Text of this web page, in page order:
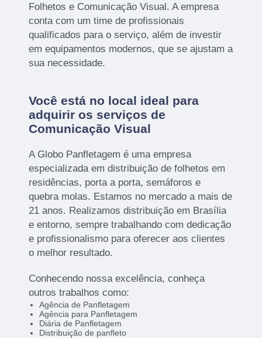
Folhetos e Comunicação Visual. A empresa
conta com um time de profissionais
qualificados para o serviço, além de investir
em equipamentos modernos, que se ajustam a
sua necessidade.
Você está no local ideal para
adquirir os serviços de
Comunicação Visual
A Globo Panfletagem é uma empresa
especializada em distribuição de folhetos em
residências, porta a porta, semáforos e
quebra molas. Estamos no mercado a mais de
21 anos. Realizamos distribuição em Brasília
e entorno, sempre trabalhando com dedicação
e profissionalismo para oferecer aos clientes
o melhor resultado.
Conhecendo nossa excelência, conheça
outros trabalhos como:
Agência de Panfletagem
Agência para Panfletagem
Diária de Panfletagem
Distribuição de panfleto